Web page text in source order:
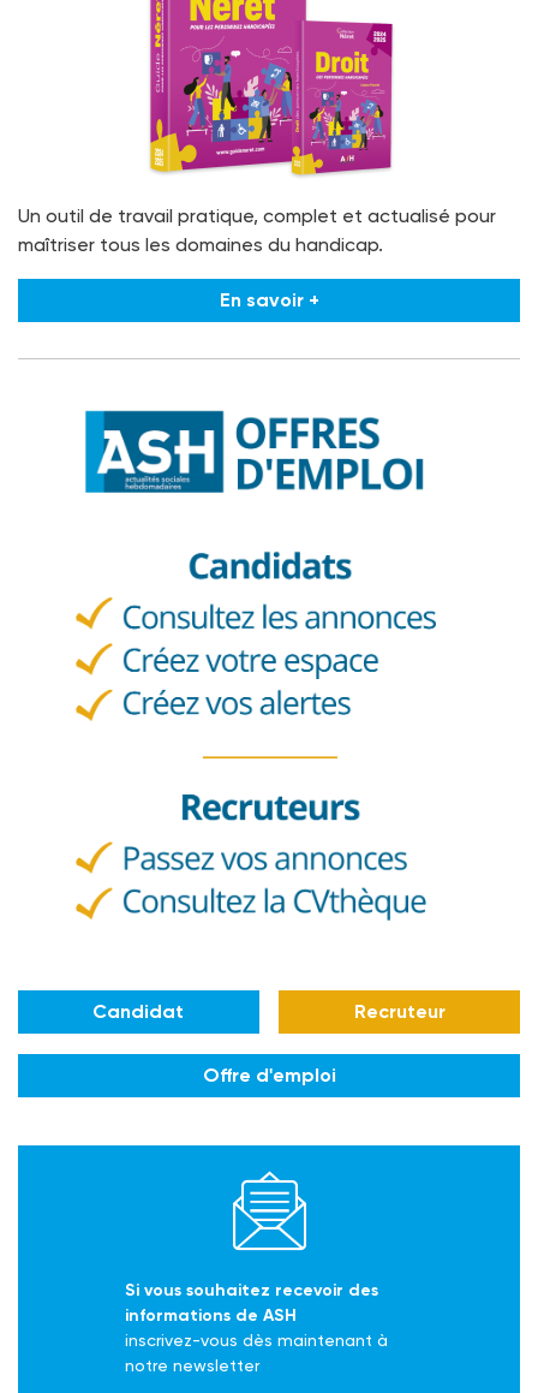
Un outil de travail pratique, complet et actualisé pour
maîtriser tous les domaines du handicap.
En savoir +
Candidat Recruteur
Offre d'emploi
Si vous souhaitez recevoir des
informations de ASH
inscrivez-vous dès maintenant à
notre newsletter